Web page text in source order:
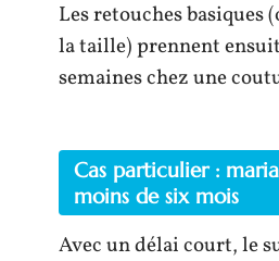
Les retouches basiques
la taille) prennent
semaines chez une
Cas particulier :
moins de six mois
Avec un délai court, le